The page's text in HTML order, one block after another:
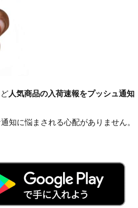
人気商品の入荷速報をプッシュ通知
知に悩まされる心配がありません。